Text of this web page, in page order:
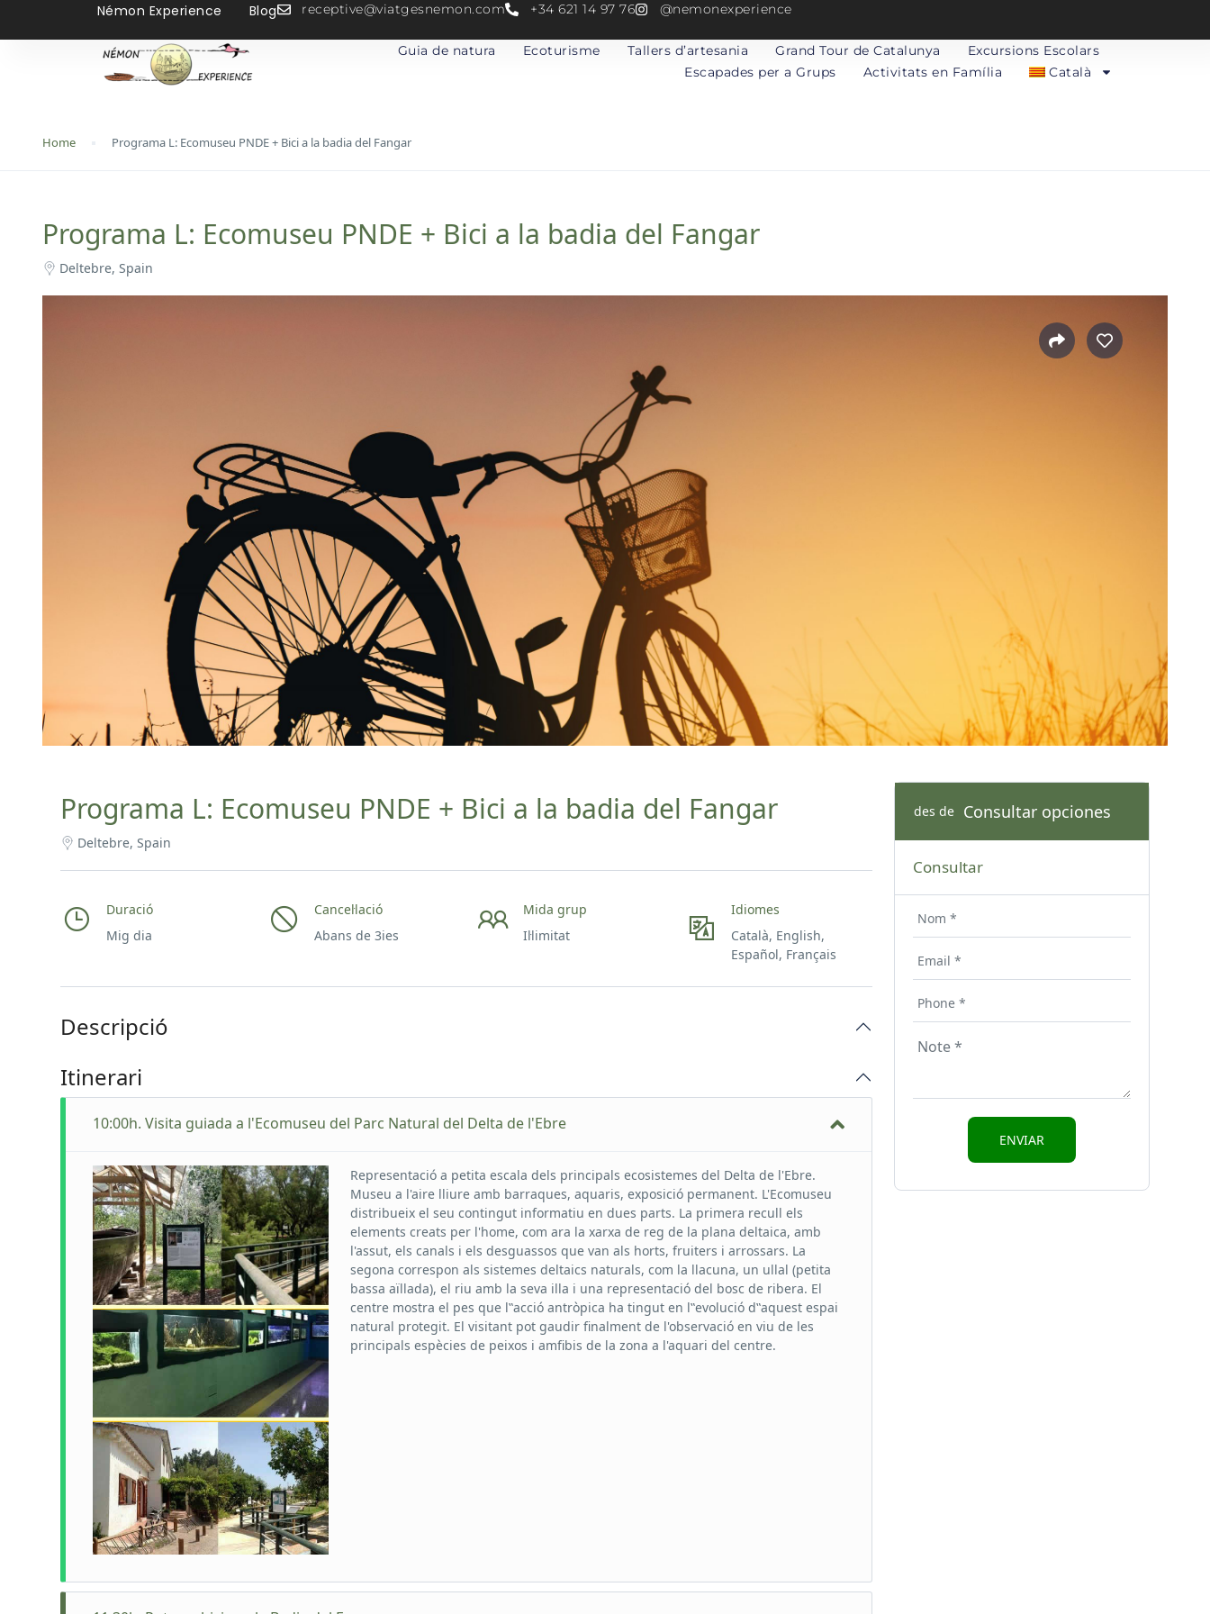
Némon Experience Blog receptive@viatgesnemon.com +34 621 14 97 76 @nemonexperience
Guia de natura Ecoturisme Tallers d’artesania Grand Tour de Catalunya
Excursions Escolars
Escapades per a Grups
Activitats en Família Català
Home Programa L: Ecomuseu PNDE + Bici a la badia del Fangar
Programa L: Ecomuseu PNDE + Bici a la badia del Fangar
Deltebre, Spain
Programa L: Ecomuseu PNDE + Bici a la badia del Fangar
Deltebre, Spain
Duració
Mig dia
Cancel·lació
Abans de 3ies
Mida grup
Il·limitat
Idiomes
Català, English,
Español, Français
Descripció
Itinerari
10:00h. Visita guiada a l'Ecomuseu del Parc Natural del Delta de l'Ebre
Representació a petita escala dels principals ecosistemes del Delta de l'Ebre.
Museu a l'aire lliure amb barraques, aquaris, exposició permanent. L'Ecomuseu
distribueix el seu contingut informatiu en dues parts. La primera recull els
elements creats per l'home, com ara la xarxa de reg de la plana deltaica, amb
l'assut, els canals i els desguassos que van als horts, fruiters i arrossars. La
segona correspon als sistemes deltaics naturals, com la llacuna, un ullal (petita
bassa aïllada), el riu amb la seva illa i una representació del bosc de ribera. El
centre mostra el pes que l‟acció antròpica ha tingut en l‟evolució d‟aquest espai
natural protegit. El visitant pot gaudir finalment de l'observació en viu de les
principals espècies de peixos i amfibis de la zona a l'aquari del centre.
des de Consultar opciones
Consultar